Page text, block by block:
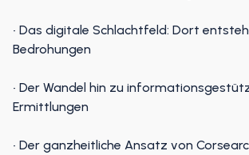
• Das digitale Schlachtfeld: Dort
Bedrohungen
• Der Wandel hin zu
Ermittlungen
• Der ganzheitliche Ansatz von